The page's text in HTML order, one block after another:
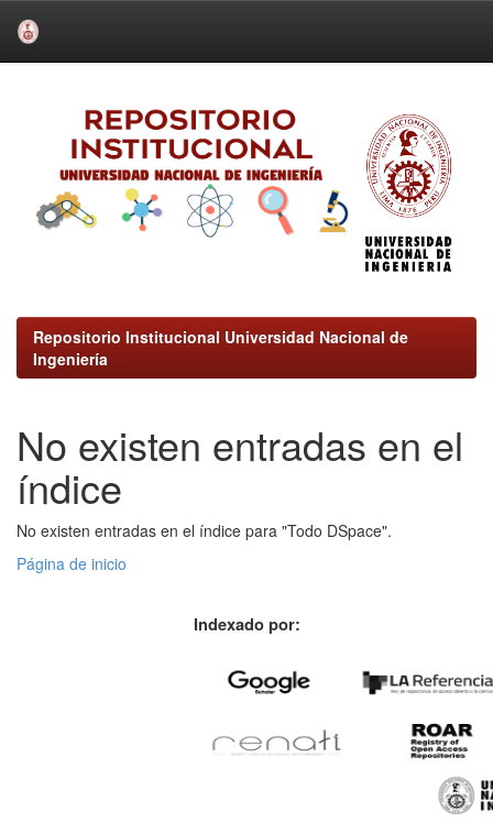
Repositorio Institucional Universidad Nacional de
Ingeniería
No existen entradas en el
índice
No existen entradas en el índice para "Todo DSpace".
Página de inicio
Indexado por: